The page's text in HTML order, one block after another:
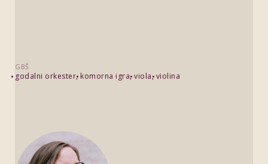
GBŠ
godalni orkester komorna igra viola violina